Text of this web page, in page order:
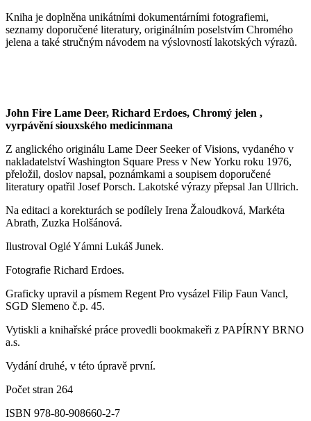
Kniha je doplněna unikátními dokumentárními fotografiemi,
seznamy doporučené literatury, originálním poselstvím Chromého
jelena a také stručným návodem na výslovností lakotských výrazů.
John Fire Lame Deer, Richard Erdoes, Chromý jelen ,
vyrpávění siouxského medicinmana
Z anglického originálu Lame Deer Seeker of Visions, vydaného v
nakladatelství Washington Square Press v New Yorku roku 1976,
přeložil, doslov napsal, poznámkami a soupisem doporučené
literatury opatřil Josef Porsch. Lakotské výrazy přepsal Jan Ullrich.
Na editaci a korekturách se podílely Irena Žaloudková, Markéta
Abrath, Zuzka Holšánová.
Ilustroval Oglé Yámni Lukáš Junek.
Fotografie Richard Erdoes.
Graficky upravil a písmem Regent Pro vysázel Filip Faun Vancl,
SGD Slemeno č.p. 45.
Vytiskli a knihařské práce provedli bookmakeři z PAPÍRNY BRNO
a.s.
Vydání druhé, v této úpravě první.
Počet stran 264
ISBN 978-80-908660-2-7